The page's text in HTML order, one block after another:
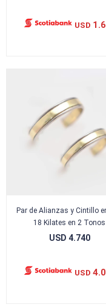
USD
Par de Alianzas y Cintillo
18 Kilates en 2 Tonos
USD 4.740
USD